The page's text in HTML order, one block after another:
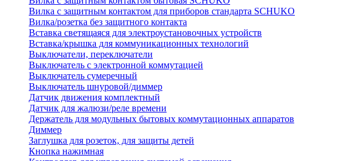
Вилка с защитным контактом для приборов стандарта SCHUKO
Вилка/розетка без защитного контакта
Вставка светящаяся для электроустановочных устройств
Вставка/крышка для коммуникационных технологий
Выключатели, переключатели
Выключатель с электронной коммутацией
Выключатель сумеречный
Выключатель шнуровой/диммер
Датчик движения комплектный
Датчик для жалюзи/реле времени
Держатель для модульных бытовых коммутационных аппаратов
Диммер
Заглушка для розеток, для защиты детей
Кнопка нажимная